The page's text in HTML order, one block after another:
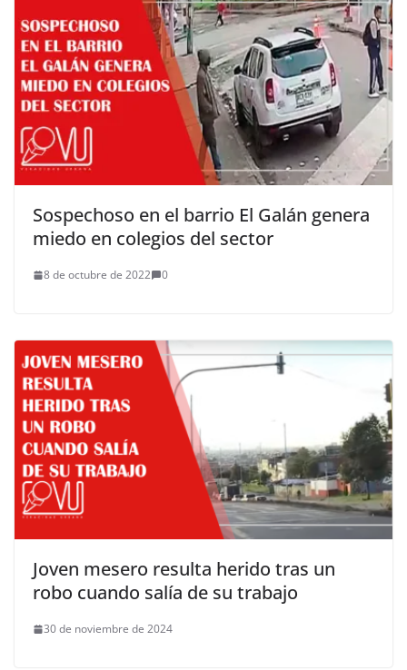
Sospechoso en el barrio El Galán genera
miedo en colegios del sector
8 de octubre de 2022 0
Joven mesero resulta herido tras un
robo cuando salía de su trabajo
30 de noviembre de 2024